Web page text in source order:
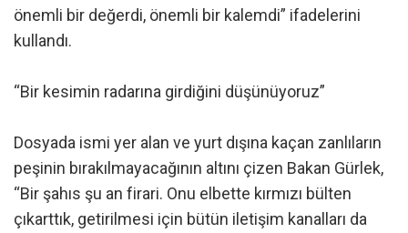
önemli bir değerdi, önemli bir kalemdi” ifadelerini
kullandı.
“Bir kesimin radarına girdiğini düşünüyoruz”
Dosyada ismi yer alan ve yurt dışına kaçan zanlıların
peşinin bırakılmayacağının altını çizen Bakan Gürlek,
“Bir şahıs şu an firari. Onu elbette kırmızı bülten
çıkarttık, getirilmesi için bütün iletişim kanalları da